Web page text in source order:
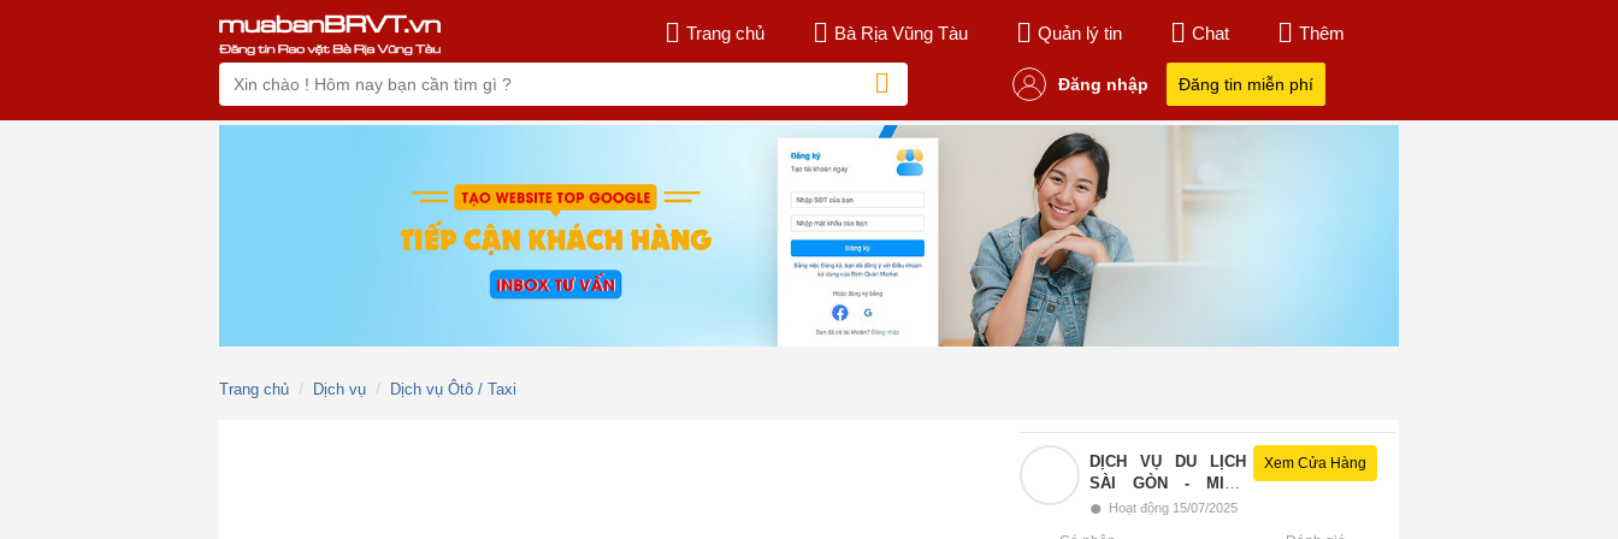
Trang chủ Bà Rịa Vũng Tàu Quản lý tin Chat Thêm
Đăng nhập Đăng tin miễn phí
Trang chủ Dịch vụ Dịch vụ Ôtô / Taxi
DỊCH VỤ DU LỊCH
SÀI GÒN - MIỀN
TÂY
Xem Cửa Hàng
• Hoạt động 15/07/2025